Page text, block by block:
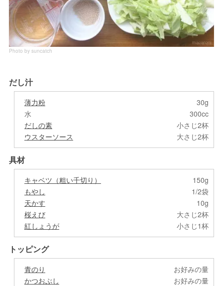
Photo by suncatch
だし汁
薄力粉
30g
水
300cc
だしの素
小さじ2杯
ウスターソース
大さじ2杯
具材
キャベツ（粗い千切り）
150g
もやし
1/2袋
天かす
10g
桜えび
大さじ2杯
紅しょうが
小さじ1杯
トッピング
青のり
お好みの量
かつおぶし
お好みの量